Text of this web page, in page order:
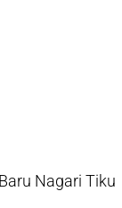
Nagari Tiku